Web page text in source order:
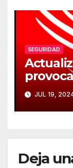
SEGURIDAD
JUL 19,
Deja